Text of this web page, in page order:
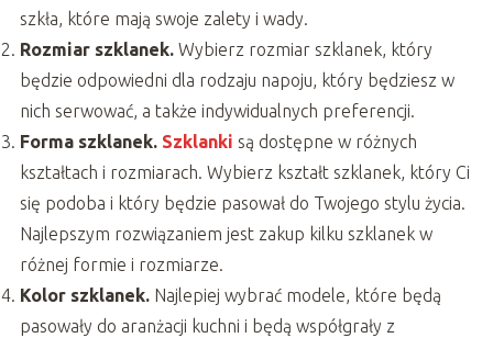
szkła, które mają swoje zalety i wady.
Rozmiar szklanek.Wybierz rozmiar szklanek, który
będzie odpowiedni dla rodzaju napoju, który będziesz w
nich serwować, a także indywidualnych preferencji.
Forma szklanek. Szklanki są dostępne w różnych
kształtach i rozmiarach. Wybierz kształt szklanek, który Ci
się podoba i który będzie pasował do Twojego stylu życia.
Najlepszym rozwiązaniem jest zakup kilku szklanek w
różnej formie i rozmiarze.
Kolor szklanek.Najlepiej wybrać modele, które będą
pasowały do aranżacji kuchni i będą współgrały z